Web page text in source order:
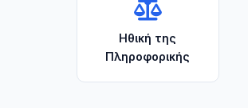
Ηθική της
Πληροφορικής